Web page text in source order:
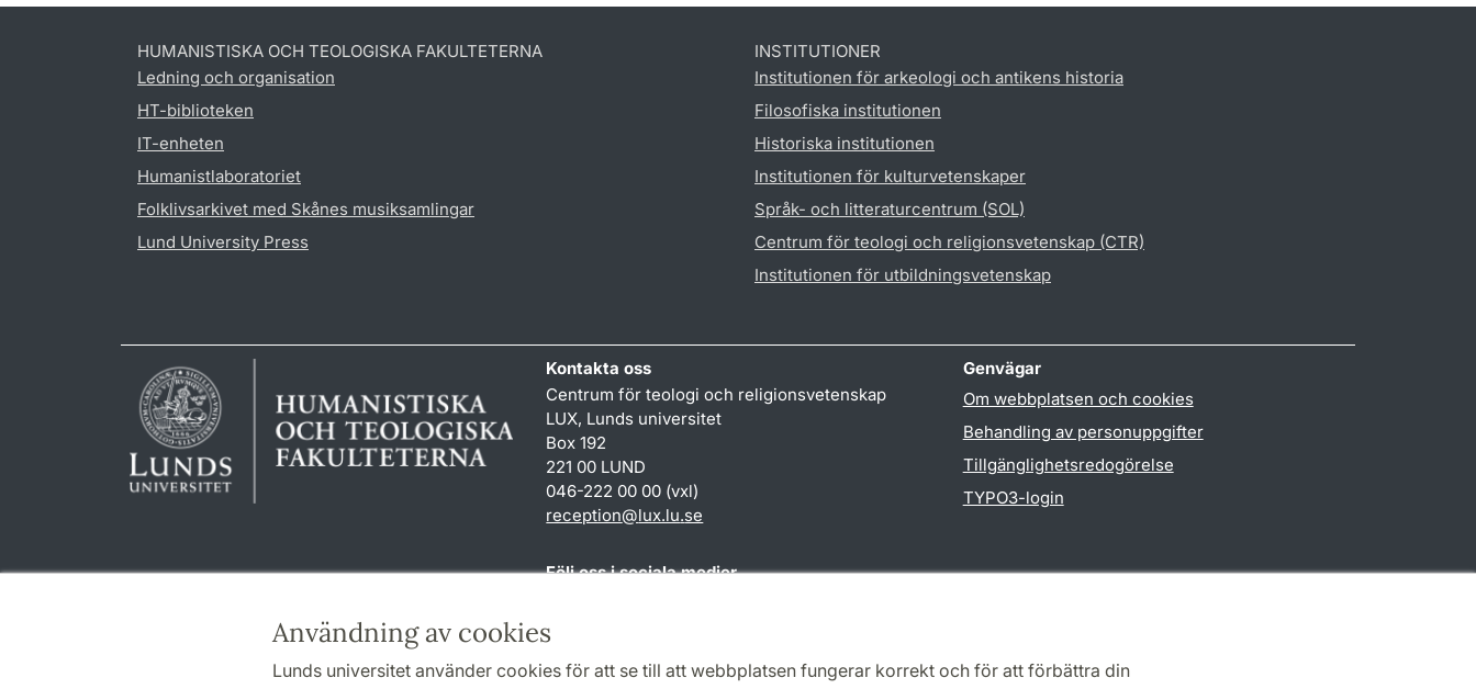
Användning av cookies
Lunds universitet använder cookies för att se till att webbplatsen fungerar korrekt och för att förbättra din
HUMANISTISKA OCH TEOLOGISKA FAKULTETERNA
Ledning och organisation
HT-biblioteken
IT-enheten
Humanistlaboratoriet
Folklivsarkivet med Skånes musiksamlingar
Lund University Press
INSTITUTIONER
Institutionen för arkeologi och antikens historia
Filosofiska institutionen
Historiska institutionen
Institutionen för kulturvetenskaper
Språk- och litteraturcentrum (SOL)
Centrum för teologi och religionsvetenskap (CTR)
Institutionen för utbildningsvetenskap
Kontakta oss
Centrum för teologi och religionsvetenskap
LUX, Lunds universitet
Box 192
221 00 LUND
046-222 00 00 (vxl)
reception@lux.lu.se
Genvägar
Om webbplatsen och cookies
Behandling av personuppgifter
Tillgänglighetsredogörelse
TYPO3-login
Följ oss i sociala medier